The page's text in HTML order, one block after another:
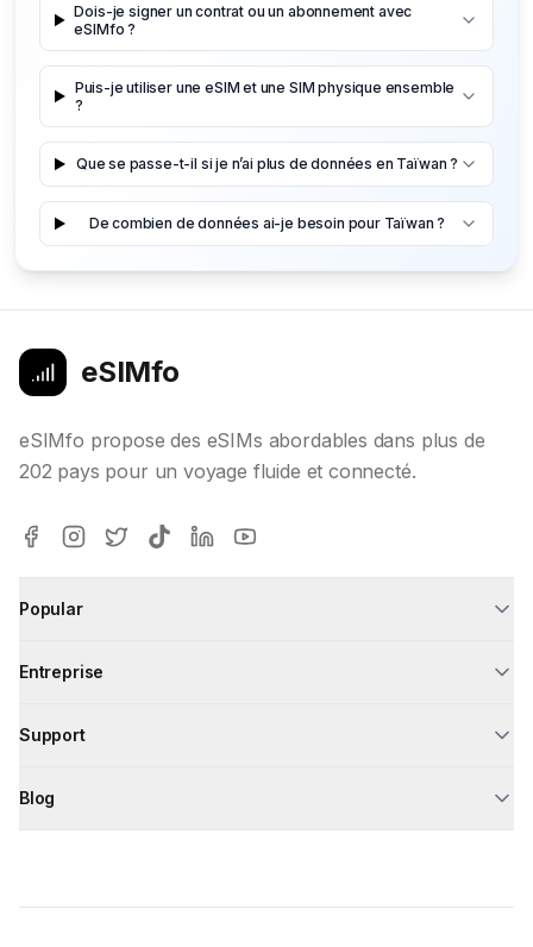
Dois-je signer un contrat ou un abonnement avec
eSIMfo ?
Puis-je utiliser une eSIM et une SIM physique ensemble
?
Que se passe-t-il si je n’ai plus de données en Taïwan ?
De combien de données ai-je besoin pour Taïwan ?
eSIMfo
eSIMfo propose des eSIMs abordables dans plus de
202 pays pour un voyage fluide et connecté.
Popular
Entreprise
Support
Blog